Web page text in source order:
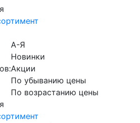
А-Я
Новинки
Акции
По убыванию цены
По возрастанию цены